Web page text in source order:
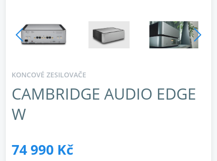
KONCOVÉ ZESILOVAČE
CAMBRIDGE AUDIO EDGE
W
74 990 Kč